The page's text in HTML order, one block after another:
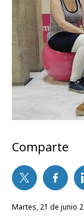
Comparte
martes, 21 de junio